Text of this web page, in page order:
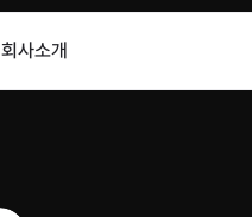
회사소개